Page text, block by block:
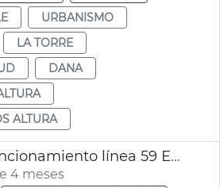
URBANISMO
LA TORRE
DANA
ALTURA
Entrada en funcionamiento línea 59 EMT València
4 meses